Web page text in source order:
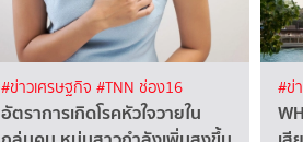
#ข่าวเศรษฐกิจ #TNN ช่อง16
อัตราการเกิดโรคหัวใจวายใน
#ข่